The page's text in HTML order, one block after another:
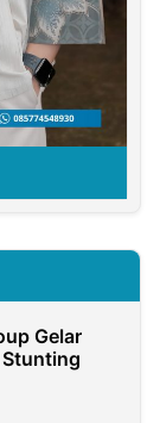
Gelar
Stunting